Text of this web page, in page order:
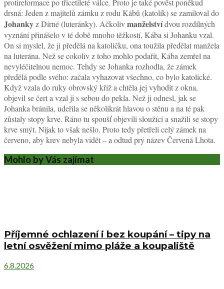
drsná: Jeden z majitelů zámku z rodu Kábů (katolík) se zamiloval do
Johanky z Dírné (luteránky). Ačkolivmanželstvídvou rozdílných
vyznání přinášelo v té době mnoho těžkostí, Kába si Johanku vzal.
On si myslel, že ji předělá na katoličku, ona toužila předělat manžela
na luterána. Než se cokoliv z toho mohlo podařit, Kába zemřel na
nevyléčitelnou nemoc. Tehdy se Johanka rozhodla, že zámek
předělá podle svého: začala vyhazovat všechno, co bylo katolické.
Když vzala do ruky obrovský kříž a chtěla jej vyhodit z okna,
objevil se čert a vzal ji s sebou do pekla. Než ji odnesl, jak se
Johanka bránila, udeřila se několikrát hlavou o stěnu a na té pak
zůstaly stopy krve. Ráno tu spoušť objevili sloužící a snažili se stopy
krve smýt. Nijak to však nešlo. Proto tedy přetřeli celý zámek na
červeno, aby krev nebyla vidět – a odtud prý název Červená Lhota.
Mohlo by Vás zajímat
Příjemné ochlazení i bez koupání – tipy na
letní osvěžení mimo pláže a koupaliště
6.8.2026